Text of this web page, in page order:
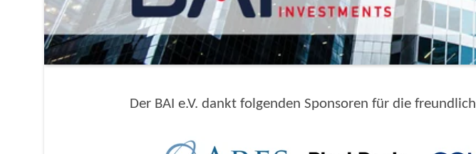
Der BAI e.V. dankt folgenden Sponsoren für die